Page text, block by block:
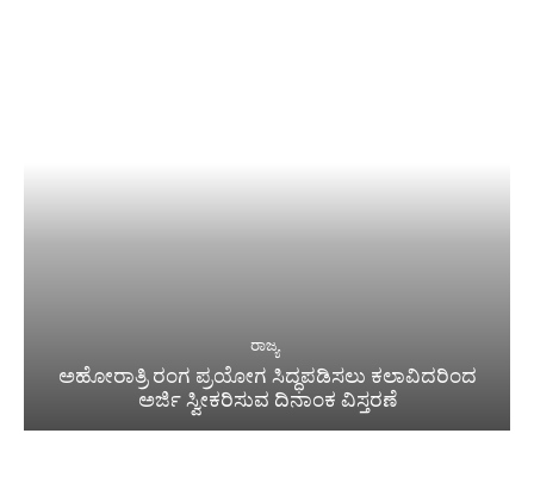
ರಾಜ್ಯ
ಅಹೋರಾತ್ರಿ ರಂಗ ಪ್ರಯೋಗ ಸಿದ್ಧಪಡಿಸಲು ಕಲಾವಿದರಿಂದ
ಅರ್ಜಿ ಸ್ವೀಕರಿಸುವ ದಿನಾಂಕ ವಿಸ್ತರಣೆ